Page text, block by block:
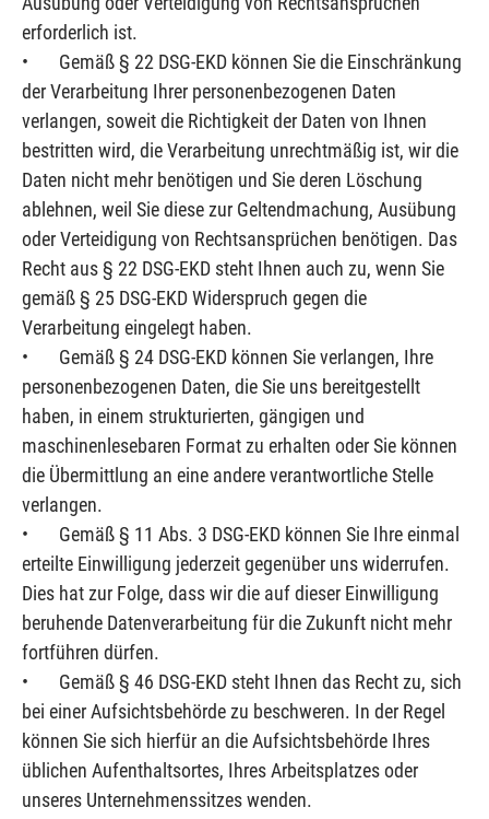
erforderlich ist.
• Gemäß § 22 DSG-EKD können Sie die Einschränkung
der Verarbeitung Ihrer personenbezogenen Daten
verlangen, soweit die Richtigkeit der Daten von Ihnen
bestritten wird, die Verarbeitung unrechtmäßig ist, wir die
Daten nicht mehr benötigen und Sie deren Löschung
ablehnen, weil Sie diese zur Geltendmachung, Ausübung
oder Verteidigung von Rechtsansprüchen benötigen. Das
Recht aus § 22 DSG-EKD steht Ihnen auch zu, wenn Sie
gemäß § 25 DSG-EKD Widerspruch gegen die
Verarbeitung eingelegt haben.
• Gemäß § 24 DSG-EKD können Sie verlangen, Ihre
personenbezogenen Daten, die Sie uns bereitgestellt
haben, in einem strukturierten, gängigen und
maschinenlesebaren Format zu erhalten oder Sie können
die Übermittlung an eine andere verantwortliche Stelle
verlangen.
• Gemäß § 11 Abs. 3 DSG-EKD können Sie Ihre einmal
erteilte Einwilligung jederzeit gegenüber uns widerrufen.
Dies hat zur Folge, dass wir die auf dieser Einwilligung
beruhende Datenverarbeitung für die Zukunft nicht mehr
fortführen dürfen.
• Gemäß § 46 DSG-EKD steht Ihnen das Recht zu, sich
bei einer Aufsichtsbehörde zu beschweren. In der Regel
können Sie sich hierfür an die Aufsichtsbehörde Ihres
üblichen Aufenthaltsortes, Ihres Arbeitsplatzes oder
unseres Unternehmenssitzes wenden.